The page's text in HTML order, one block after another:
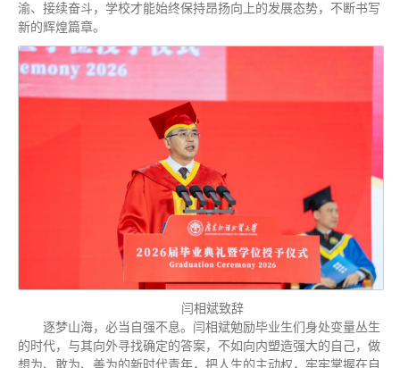
渝、接续奋斗，学校才能始终保持昂扬向上的发展态势，不断书写
新的辉煌篇章。
闫相斌致辞
逐梦山海，必当自强不息。闫相斌勉励毕业生们身处变量丛生
的时代，与其向外寻找确定的答案，不如向内塑造强大的自己，做
想为、敢为、善为的新时代青年，把人生的主动权，牢牢掌握在自